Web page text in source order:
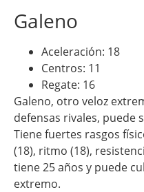
Galeno
Aceleración: 18
Centros: 11
Regate: 16
Galeno, otro veloz
defensas rivales, puede
Tiene fuertes rasgos
(18), ritmo (18),
tiene 25 años y puede
extremo.